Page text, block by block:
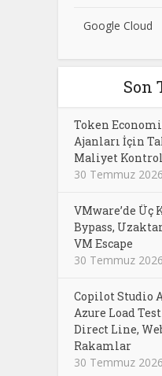
Google Cloud
Son
Token
Ajanları İçin
Maliyet
30 Temmuz 2026
VMware’de Üç
Bypass,
VM Escape
30 Temmuz 2026
Copilot Studio
Azure Load
Direct Line,
Rakamlar
30 Temmuz 2026